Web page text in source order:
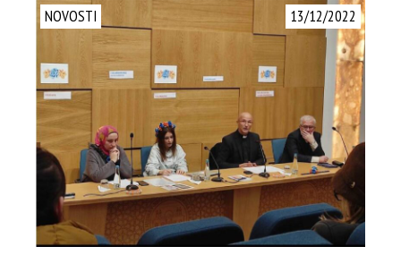
13/12/2022
NOVOSTI